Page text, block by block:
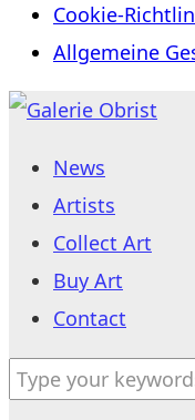
Cookie-
Allgemeine
Skip
content
News
Artists
Collect Art
Buy Art
Contact
Search